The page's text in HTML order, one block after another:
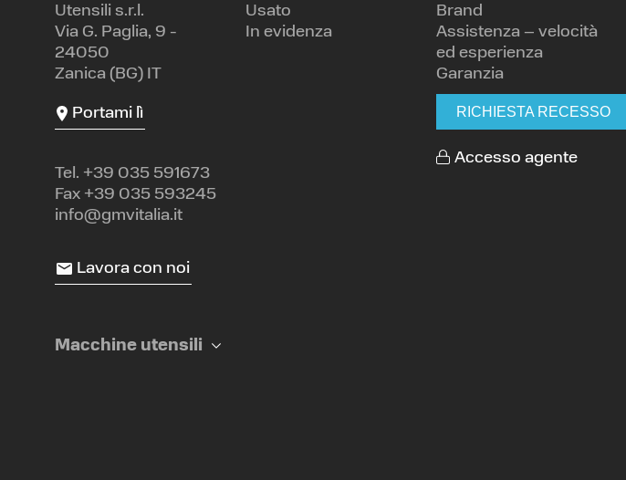
Utensili s.r.l.
Via G. Paglia, 9 -
24050
Zanica (BG) IT
Portami lì
Tel. +39 035 591673
Fax +39 035 593245
info@gmvitalia.it
Lavora con noi
Usato
In evidenza
Brand
Assistenza – velocità
ed esperienza
Garanzia
RICHIESTA RECESSO
Accesso agente
Macchine utensili